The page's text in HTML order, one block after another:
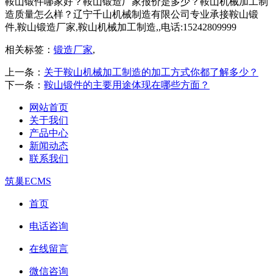
造质量怎么样？辽宁千山机械制造有限公司专业承接鞍山锻
件,鞍山锻造厂家,鞍山机械加工制造,,电话:15242809999
相关标签： 锻造厂家,
上一条： 关于鞍山机械加工制造的加工方式你都了解多少？
下一条： 鞍山锻件的主要用途体现在哪些方面？
网站首页
关于我们
产品中心
新闻动态
联系我们
筑巢ECMS
首页
电话咨询
在线留言
微信咨询